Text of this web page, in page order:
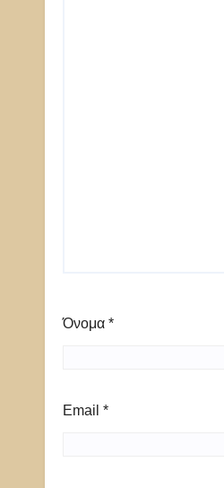
Όνομα *
Email *